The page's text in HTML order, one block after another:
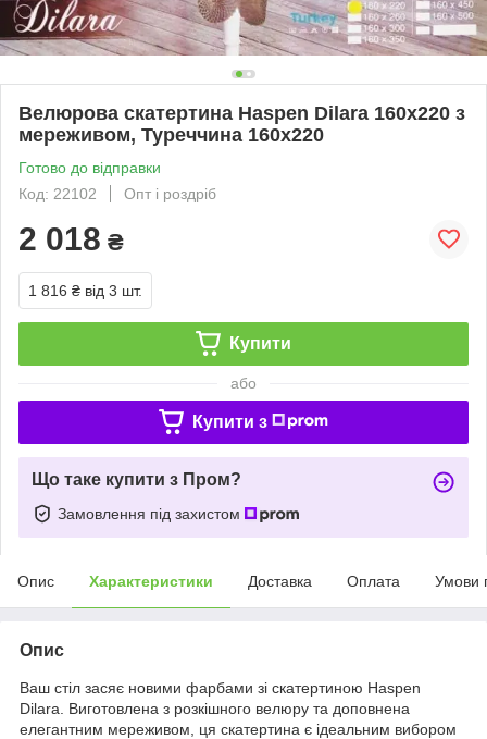
Велюрова скатертина Haspen Dilara 160x220 з
мереживом, Туреччина 160x220
Готово до відправки
Код: 22102
Опт і роздріб
2 018 ₴
1 816 ₴ від 3 шт.
Купити
або
Купити з
Що таке купити з Пром?
Замовлення під захистом
Опис Характеристики Доставка Оплата Умови
Опис
Ваш стіл засяє новими фарбами зі скатертиною Haspen
Dilara. Виготовлена з розкішного велюру та доповнена
елегантним мереживом, ця скатертина є ідеальним вибором